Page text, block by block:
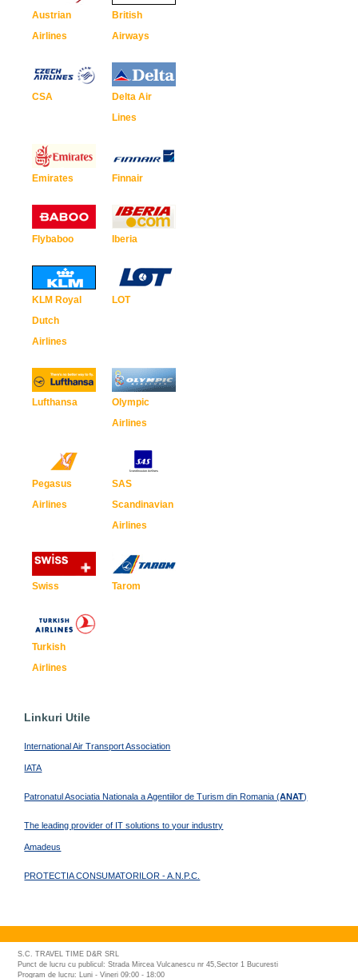
Austrian
Airlines
British
Airways
CSA
Delta Air
Lines
Emirates Finnair
Flybaboo Iberia
KLM Royal
Dutch
Airlines
LOT
Lufthansa
Olympic
Airlines
Pegasus
Airlines
SAS
Scandinavian
Airlines
Swiss Tarom
Turkish
Airlines
Linkuri Utile
International Air Transport Association
IATA
Patronatul Asociatia Nationala a Agentiilor de Turism din Romania (ANAT)
The leading provider of IT solutions to your industry
Amadeus
PROTECTIA CONSUMATORILOR - A.N.P.C.
S.C. TRAVEL TIME D&R SRL
Punct de lucru cu publicul: Strada Mircea Vulcanescu nr 45,Sector 1 Bucuresti
Program de lucru: Luni - Vineri 09:00 - 18:00